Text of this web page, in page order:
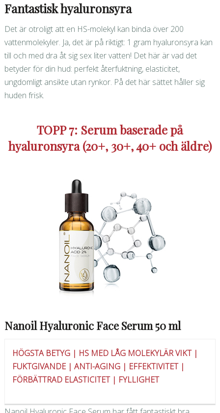
Fantastisk hyaluronsyra
Det är otroligt att en HS-molekyl kan binda över 200
vattenmolekyler. Ja, det är på riktigt: 1 gram hyaluronsyra kan
till och med dra åt sig sex liter vatten! Det här är vad det
betyder för din hud: perfekt återfuktning, elasticitet,
ungdomligt ansikte utan rynkor. På det här sättet håller sig
huden frisk.
TOPP 7: Serum baserade på
hyaluronsyra (20+, 30+, 40+ och äldre)
Nanoil Hyaluronic Face Serum 50 ml
HÖGSTA BETYG | HS MED LÅG MOLEKYLÄR VIKT |
FUKTGIVANDE | ANTI-AGING | EFFEKTIVITET |
FÖRBÄTTRAD ELASTICITET | FYLLIGHET